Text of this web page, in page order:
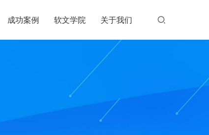
成功案例 软文学院 关于我们